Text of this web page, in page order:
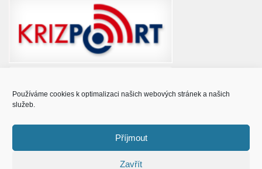
Používáme cookies k optimalizaci našich webových stránek a našich
služeb.
Příjmout
Zavřít